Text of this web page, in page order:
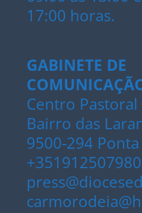
17:00 horas.
GABINETE DE
Centro Pastoral
Bairro das
9500-294
+351912507980